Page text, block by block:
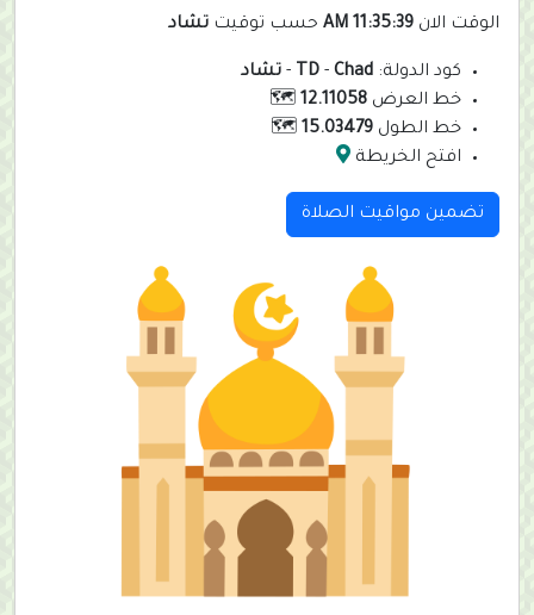
الوقت الان 11:35:39 AM حسب توقيت تشاد
كود الدولة: TD - Chad
- تشاد
خط العرض 12.11058
🗺️
خط الطول 15.03479
🗺️
افتح الخريطة
تضمين مواقيت الصلاة